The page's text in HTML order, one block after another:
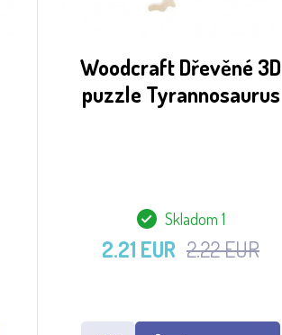
Woodcraft Dřevěné 3D
puzzle Tyrannosaurus
Skladom 1
2.21 EUR 2.22 EUR